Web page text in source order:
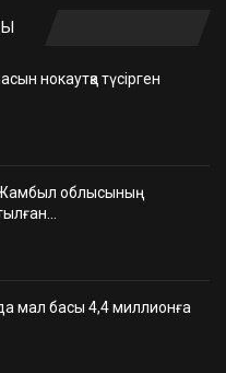
нокаутқа түсірген
облысының
мал басы 4,4 миллионға